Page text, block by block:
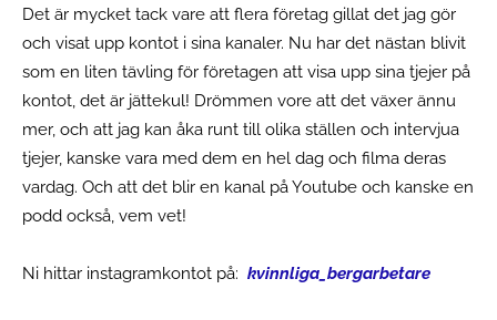
Det är mycket tack vare att flera företag gillat det jag gör
och visat upp kontot i sina kanaler. Nu har det nästan blivit
som en liten tävling för företagen att visa upp sina tjejer på
kontot, det är jättekul! Drömmen vore att det växer ännu
mer, och att jag kan åka runt till olika ställen och intervjua
tjejer, kanske vara med dem en hel dag och filma deras
vardag. Och att det blir en kanal på Youtube och kanske en
podd också, vem vet!
Ni hittar instagramkontot på: kvinnliga_bergarbetare